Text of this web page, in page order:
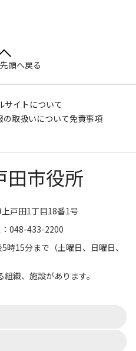
頭へ戻る
サイトについて
の取扱いについて免責事項
戸田1丁目18番1号
048-433-2200
15分まで（土曜日、日曜日、
織、施設があります。